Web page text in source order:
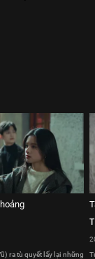
ra tù quyết lấy lại những